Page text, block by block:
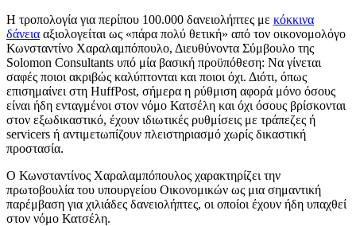
Η τροπολογία για περίπου 100.000 δανειολήπτες με κόκκινα
δάνεια αξιολογείται ως «πάρα πολύ θετική» από τον οικονομολόγο
Κωνσταντίνο Χαραλαμπόπουλο, Διευθύνοντα Σύμβουλο της
Solomon Consultants υπό μία βασική προϋπόθεση: Να γίνεται
σαφές ποιοι ακριβώς καλύπτονται και ποιοι όχι. Διότι, όπως
επισημαίνει στη HuffPost, σήμερα η ρύθμιση αφορά μόνο όσους
είναι ήδη ενταγμένοι στον νόμο Κατσέλη και όχι όσους βρίσκονται
στον εξωδικαστικό, έχουν ιδιωτικές ρυθμίσεις με τράπεζες ή
servicers ή αντιμετωπίζουν πλειστηριασμό χωρίς δικαστική
προστασία.
Ο Κωνσταντίνος Χαραλαμπόπουλος χαρακτηρίζει την
πρωτοβουλία του υπουργείου Οικονομικών ως μια σημαντική
παρέμβαση για χιλιάδες δανειολήπτες, οι οποίοι έχουν ήδη υπαχθεί
στον νόμο Κατσέλη.